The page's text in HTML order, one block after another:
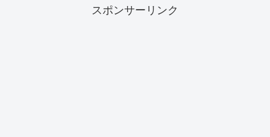
スポンサーリンク